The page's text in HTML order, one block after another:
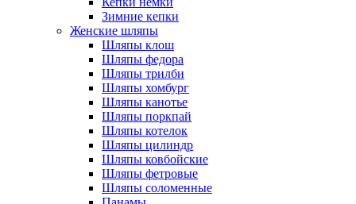
Зимние кепки
Женские шляпы
Шляпы клош
Шляпы федора
Шляпы трилби
Шляпы хомбург
Шляпы канотье
Шляпы поркпай
Шляпы котелок
Шляпы цилиндр
Шляпы ковбойские
Шляпы фетровые
Шляпы соломенные